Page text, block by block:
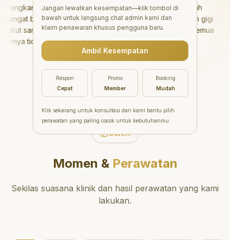
baik
sama
tidak
"Aesthetic Pondok Indah
menawarkan perawatan gigi
yang luar biasa untuk semua
orang. Dokter giginya
profesional, ramah, dan
meluangkan waktu untuk
mengedukasi pasien tentang
kesehatan gigi dan mulut
yang baik. Klinik ini terletak di
daerah yang strategis,
sehingga nyaman untuk
direkomendasikan untuk
dan berkualitas!"
Galeri
Momen &Perawatan
Sekilas suasana klinik dan hasil perawatan yang kami
lakukan.
Jangan lewatkan kesempatan—klik tombol di
bawah untuk langsung chat admin kami dan
klaim penawaran khusus pengguna baru.
Ambil Kesempatan
Respon
Cepat
Promo
Member
Booking
Mudah
Klik sekarang untuk konsultasi dan kami bantu pilih
perawatan yang paling cocok untuk kebutuhanmu.